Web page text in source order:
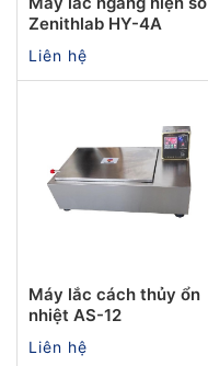
Zenithlab HY-4A
Liên hệ
Máy lắc cách thủy ổn
nhiệt AS-12
Liên hệ